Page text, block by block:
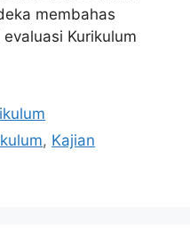
membahas
Kurikulum
, Kajian